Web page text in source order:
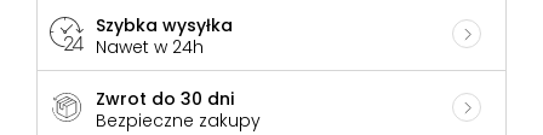
Szybka wysyłka
Nawet w 24h
Zwrot do 30 dni
Bezpieczne zakupy